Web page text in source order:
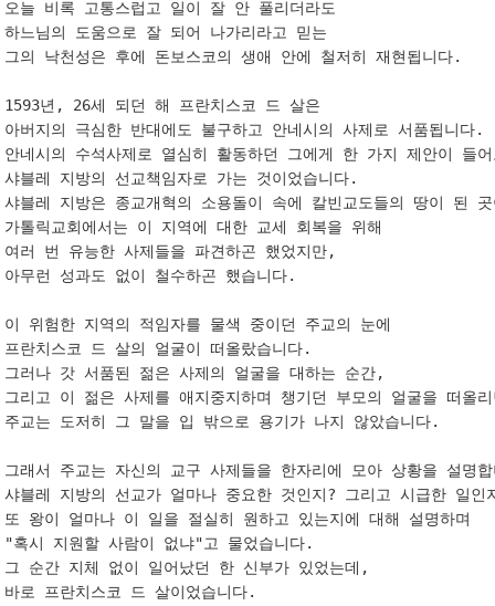
오늘 비록 고통스럽고 일이 잘 안 풀리더라도
하느님의 도움으로 잘 되어 나가리라고 믿는
그의 낙천성은 후에 돈보스코의 생애 안에 철저히 재현됩니다.
1593년, 26세 되던 해 프란치스코 드 살은
아버지의 극심한 반대에도 불구하고 안네시의 사제로 서품됩니다.
안네시의 수석사제로 열심히 활동하던 그에게 한 가지 제안이 들
샤블레 지방의 선교책임자로 가는 것이었습니다.
샤블레 지방은 종교개혁의 소용돌이 속에 칼빈교도들의 땅이 된
가톨릭교회에서는 이 지역에 대한 교세 회복을 위해
여러 번 유능한 사제들을 파견하곤 했었지만,
아무런 성과도 없이 철수하곤 했습니다.
이 위험한 지역의 적임자를 물색 중이던 주교의 눈에
프란치스코 드 살의 얼굴이 떠올랐습니다.
그러나 갓 서품된 젊은 사제의 얼굴을 대하는 순간,
그리고 이 젊은 사제를 애지중지하며 챙기던 부모의 얼굴을 떠올
주교는 도저히 그 말을 입 밖으로 용기가 나지 않았습니다.
그래서 주교는 자신의 교구 사제들을 한자리에 모아 상황을 설명
샤블레 지방의 선교가 얼마나 중요한 것인지? 그리고 시급한 일
또 왕이 얼마나 이 일을 절실히 원하고 있는지에 대해 설명하며
"혹시 지원할 사람이 없냐"고 물었습니다.
그 순간 지체 없이 일어났던 한 신부가 있었는데,
바로 프란치스코 드 살이었습니다.